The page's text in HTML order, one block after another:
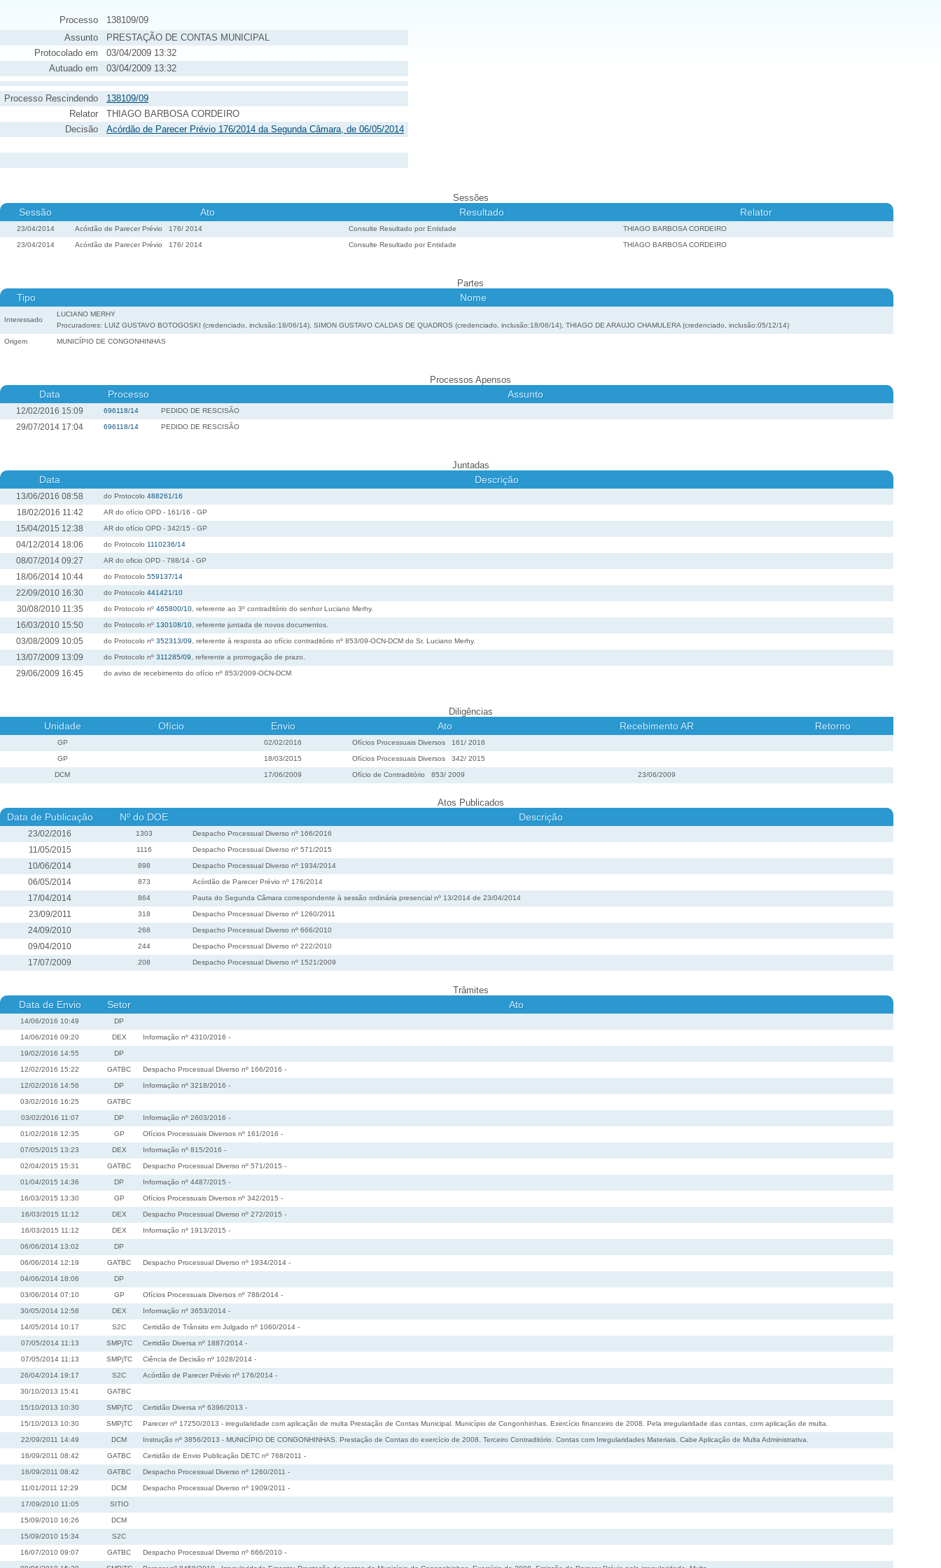
Processo
138109/09
Assunto
PRESTAÇÃO DE CONTAS MUNICIPAL
Protocolado em
03/04/2009 13:32
Autuado em
03/04/2009 13:32
Processo Rescindendo
138109/09
Relator
THIAGO BARBOSA CORDEIRO
Decisão
Acórdão de Parecer Prévio 176/2014 da Segunda Câmara, de 06/05/2014
Sessões
Sessão Ato Resultado Relator
23/04/2014 Acórdão de Parecer Prévio 176/ 2014 Consulte Resultado por Entidade THIAGO BARBOSA CORDEIRO
23/04/2014 Acórdão de Parecer Prévio 176/ 2014 Consulte Resultado por Entidade THIAGO BARBOSA CORDEIRO
Partes
Tipo Nome
Interessado
LUCIANO MERHY
Procuradores: LUIZ GUSTAVO BOTOGOSKI (credenciado, inclusão:18/06/14), SIMON GUSTAVO CALDAS DE QUADROS (credenciado, inclusão:18/06/14), THIAGO DE ARAUJO CHAMULERA (credenciado, inclusão:05/12/14)
Origem MUNICÍPIO DE CONGONHINHAS
Processos Apensos
Data Processo Assunto
12/02/2016 15:09 696118/14 PEDIDO DE RESCISÃO
29/07/2014 17:04 696118/14 PEDIDO DE RESCISÃO
Juntadas
Data Descrição
13/06/2016 08:58 do Protocolo 488261/16
18/02/2016 11:42 AR do ofício OPD - 161/16 - GP
15/04/2015 12:38 AR do ofício OPD - 342/15 - GP
04/12/2014 18:06 do Protocolo 1110236/14
08/07/2014 09:27 AR do oficio OPD - 788/14 - GP
18/06/2014 10:44 do Protocolo 559137/14
22/09/2010 16:30 do Protocolo 441421/10
30/08/2010 11:35 do Protocolo nº 465800/10 , referente ao 3º contraditório do senhor Luciano Merhy.
16/03/2010 15:50 do Protocolo nº 130108/10 , referente juntada de novos documentos.
03/08/2009 10:05 do Protocolo nº 352313/09 , referente à resposta ao ofício contraditório nº 853/09-OCN-DCM do Sr. Luciano Merhy.
13/07/2009 13:09 do Protocolo nº 311285/09 , referente a prorrogação de prazo.
29/06/2009 16:45 do aviso de recebimento do ofício nº 853/2009-OCN-DCM
Diligências
Unidade Ofício Envio Ato Recebimento AR Retorno
GP 02/02/2016 Ofícios Processuais Diversos 161/ 2016
GP 18/03/2015 Ofícios Processuais Diversos 342/ 2015
DCM 17/06/2009 Ofício de Contraditório 853/ 2009 23/06/2009
Atos Publicados
Data de Publicação Nº do DOE Descrição
23/02/2016 1303 Despacho Processual Diverso nº 166/2016
11/05/2015 1116 Despacho Processual Diverso nº 571/2015
10/06/2014 898 Despacho Processual Diverso nº 1934/2014
06/05/2014 873 Acórdão de Parecer Prévio nº 176/2014
17/04/2014 864 Pauta do Segunda Câmara correspondente à sessão ordinária presencial nº 13/2014 de 23/04/2014
23/09/2011 318 Despacho Processual Diverso nº 1260/2011
24/09/2010 268 Despacho Processual Diverso nº 666/2010
09/04/2010 244 Despacho Processual Diverso nº 222/2010
17/07/2009 208 Despacho Processual Diverso nº 1521/2009
Trâmites
Data de Envio Setor Ato
14/06/2016 10:49 DP
14/06/2016 09:20 DEX Informação nº 4310/2016 -
19/02/2016 14:55 DP
12/02/2016 15:22 GATBC Despacho Processual Diverso nº 166/2016 -
12/02/2016 14:56 DP Informação nº 3218/2016 -
03/02/2016 16:25 GATBC
03/02/2016 11:07 DP Informação nº 2603/2016 -
01/02/2016 12:35 GP Ofícios Processuais Diversos nº 161/2016 -
07/05/2015 13:23 DEX Informação nº 815/2016 -
02/04/2015 15:31 GATBC Despacho Processual Diverso nº 571/2015 -
01/04/2015 14:36 DP Informação nº 4487/2015 -
16/03/2015 13:30 GP Ofícios Processuais Diversos nº 342/2015 -
16/03/2015 11:12 DEX Despacho Processual Diverso nº 272/2015 -
16/03/2015 11:12 DEX Informação nº 1913/2015 -
06/06/2014 13:02 DP
06/06/2014 12:19 GATBC Despacho Processual Diverso nº 1934/2014 -
04/06/2014 18:06 DP
03/06/2014 07:10 GP Ofícios Processuais Diversos nº 788/2014 -
30/05/2014 12:58 DEX Informação nº 3653/2014 -
14/05/2014 10:17 S2C Certidão de Trânsito em Julgado nº 1060/2014 -
07/05/2014 11:13 SMPjTC Certidão Diversa nº 1887/2014 -
07/05/2014 11:13 SMPjTC Ciência de Decisão nº 1028/2014 -
26/04/2014 19:17 S2C Acórdão de Parecer Prévio nº 176/2014 -
30/10/2013 15:41 GATBC
15/10/2013 10:30 SMPjTC Certidão Diversa nº 6396/2013 -
15/10/2013 10:30 SMPjTC Parecer nº 17250/2013 - irregularidade com aplicação de multa Prestação de Contas Municipal. Município de Congonhinhas. Exercício financeiro de 2008. Pela irregularidade das contas, com aplicação de multa.
22/09/2011 14:49 DCM Instrução nº 3856/2013 - MUNICÍPIO DE CONGONHINHAS. Prestação de Contas do exercício de 2008. Terceiro Contraditório. Contas com Irregularidades Materiais. Cabe Aplicação de Multa Administrativa.
16/09/2011 08:42 GATBC Certidão de Envio Publicação DETC nº 768/2011 -
16/09/2011 08:42 GATBC Despacho Processual Diverso nº 1260/2011 -
11/01/2011 12:29 DCM Despacho Processual Diverso nº 1909/2011 -
17/09/2010 11:05 SITIO
15/09/2010 16:26 DCM
15/09/2010 15:34 S2C
16/07/2010 09:07 GATBC Despacho Processual Diverso nº 666/2010 -